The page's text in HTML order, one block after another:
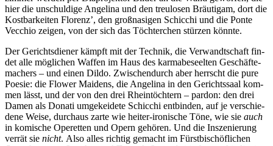
hier die un­schul­di­ge An­ge­li­na und den treu­lo­sen Bräu­ti­gam, dort die
Kost­bar­kei­ten Flo­renz’, den groß­na­si­gen Schic­chi und die Pon­te
Vec­chio zei­gen, von der sich das Töch­ter­chen stür­zen könnte.
Der Ge­richts­die­ner kämpft mit der Tech­nik, die Ver­wandt­schaft fin­
det alle mög­li­chen Waf­fen im Haus des kar­ma­be­seel­ten Ge­schäf­te­
ma­chers – und ei­nen Dil­do. Zwi­schen­durch aber herrscht die pure
Poe­sie: die Flower Mai­dens, die An­ge­li­na in den Ge­richts­saal kom­
men lässt, und der von den drei Rhein­töch­tern – par­don: den drei
Da­men als Do­na­ti um­ge­kei­de­te Schic­chi ent­bin­den, auf je ver­schie­
de­ne Wei­se, durch­aus zar­te wie hei­ter-iro­ni­sche Töne, wie sie auch
in ko­mi­sche Ope­ret­ten und Opern ge­hö­ren. Und die In­sze­nie­rung
ver­rät sie nicht. Also al­les rich­tig ge­macht im Fürst­bi­schöf­li­chen